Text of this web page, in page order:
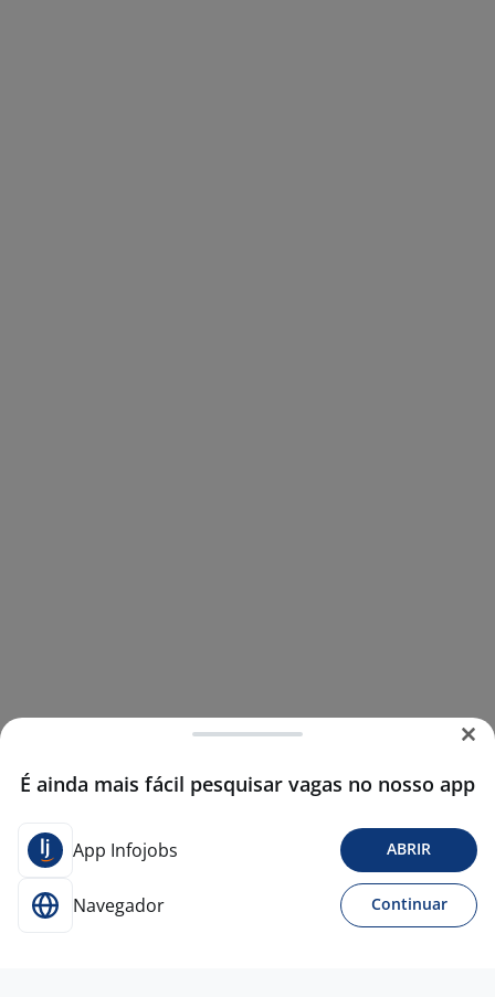
É ainda mais fácil pesquisar vagas no nosso app
App Infojobs ABRIR
Navegador Continuar